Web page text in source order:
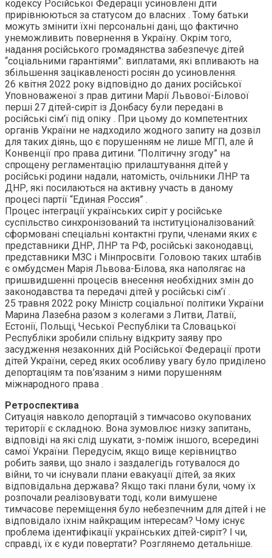
кодексу Російської Федерації усиновлені діти
прирівнюються за статусом до власних . Тому батьки
можуть змінити їхні персональні дані, що фактично
унеможливить повернення в Україну. Окрім того,
надання російського громадянства забезпечує дітей
“соціальними гарантіями”: виплатами, які впливають на
збільшення зацікавленості росіян до усиновлення.
26 квітня 2022 року відповідно до даних російської
Уповноваженої з прав дитини Марії Львової-Білової
перші 27 дітей-сиріт із Донбасу були передані в
російські сім’ї під опіку . При цьому до компетентних
органів України не надходило жодного запиту на дозвіл
для таких діянь, що є порушенням не лише МГП, але й
Конвенції про права дитини. “Політичну згоду” на
спрощену регламентацію прилаштування дітей у
російські родини надали, натомість, очільники ЛНР та
ДНР, які посилаються на активну участь в даному
процесі партії “Единая Россия” .
Процес інтеграції українських сиріт у російське
суспільство синхронізований та інституціоналізований:
сформовані спеціальні контактні групи, членами яких є
представники ДНР, ЛНР та РФ, російські законодавці,
представники МЗС і Мінпросвіти. Головою таких штабів
є омбудсмен Марія Львова-Білова, яка наполягає на
пришвидшенні процесів внесення необхідних змін до
законодавства та передачі дітей у російські сім’ї .
25 травня 2022 року Міністр соціальної політики України
Марина Лазебна разом з колегами з Литви, Латвії,
Естонії, Польщі, Чеської Республіки та Словацької
Республіки зробили спільну відкриту заяву про
засудження незаконних дій Російської Федерації проти
дітей України, серед яких особливу увагу було приділено
депортаціям та пов’язаним з ними порушенням
міжнародного права .
Ретроспектива
Ситуація навколо депортацій з тимчасово окупованих
території є складною. Вона зумовлює низку запитань,
відповіді на які слід шукати, з-поміж іншого, всередині
самої України. Передусім, якщо вище керівництво
робить заяви, що знало і заздалегідь готувалося до
війни, то чи існували плани евакуації дітей, за яких
відповідальна держава? Якщо такі плани були, чому їх
розпочали реалізовувати тоді, коли вимушене
тимчасове переміщення було небезпечним для дітей і не
відповідало їхнім найкращим інтересам? Чому існує
проблема ідентифікації українських дітей-сиріт? І чи,
справді, їх є куди повертати? Розглянемо детальніше.